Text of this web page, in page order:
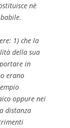
nè
1) che la
della sua
in
erano
oppure nei
distanza